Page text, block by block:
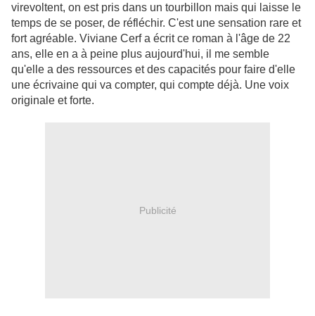
virevoltent, on est pris dans un tourbillon mais qui laisse le
temps de se poser, de réfléchir. C'est une sensation rare et
fort agréable. Viviane Cerf a écrit ce roman à l'âge de 22
ans, elle en a à peine plus aujourd'hui, il me semble
qu'elle a des ressources et des capacités pour faire d'elle
une écrivaine qui va compter, qui compte déjà. Une voix
originale et forte.
Publicité